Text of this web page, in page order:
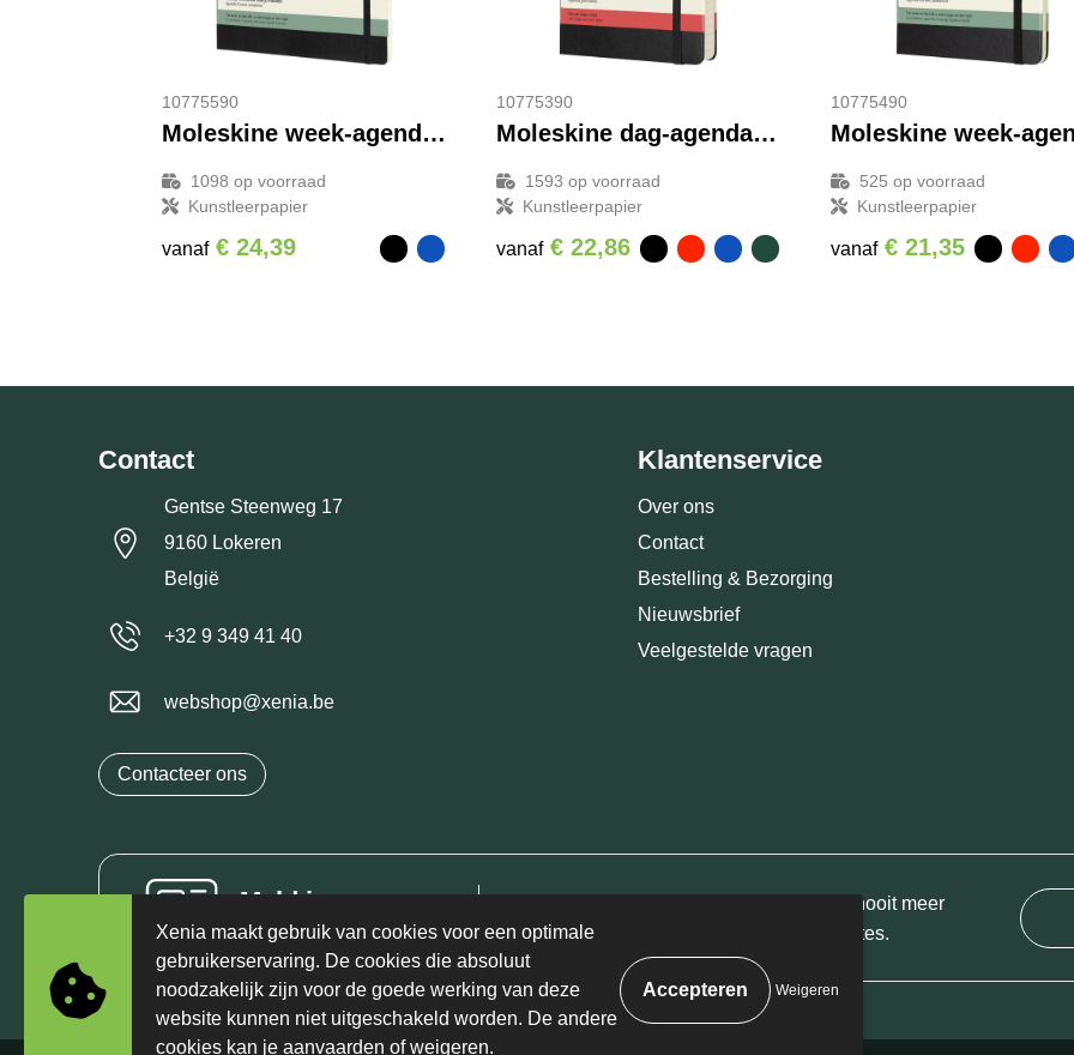
10775590
Moleskine week-agenda voor 12 maanden met zachte kaft XL
1098 op voorraad
Kunstleerpapier
vanaf € 24,39
10775390
Moleskine dag-agenda voor 12 maanden met harde kaft
1593 op voorraad
Kunstleerpapier
vanaf € 22,86
10775490
525 op voorraad
Kunstleerpapier
vanaf € 21,35
Contact
Gentse Steenweg 17
9160 Lokeren
België
+32 9 349 41 40
webshop@xenia.be
Contacteer ons
Klantenservice
Over ons
Contact
Bestelling & Bezorging
Nieuwsbrief
Veelgestelde vragen
Meld je aan voor
onze nieuwsbrief
Schrijf je in voor onze nieuwsbrief en mis nooit meer
één van onze leuke aanbiedingen of updates.
Xenia maakt gebruik van cookies voor een optimale
gebruikerservaring. De cookies die absoluut
noodzakelijk zijn voor de goede werking van deze
website kunnen niet uitgeschakeld worden. De andere
cookies kan je aanvaarden of weigeren.
Weigeren